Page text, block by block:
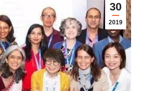
30
2019